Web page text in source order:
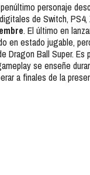
personaje
de Switch,
. El último en
en estado jugable,
Dragon Ball Super. Es
se enseñe
a finales de la